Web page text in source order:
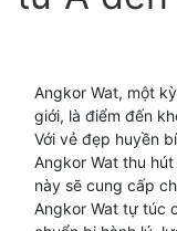
Angkor Wat, một
giới, là điểm đến
Với vẻ đẹp huyền
Angkor Wat thu
này sẽ cung cấp
Angkor Wat tự túc